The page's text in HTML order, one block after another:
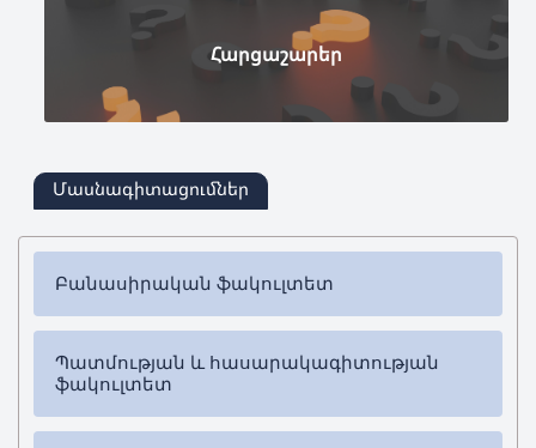
Հարցաշարեր
Մասնագիտացումներ
Բանասիրական ֆակուլտետ
➜ Հայոց լեզու և գրականություն
✔ Մագիստրատուրա
Պատմության և հասարակագիտության
ֆակուլտետ